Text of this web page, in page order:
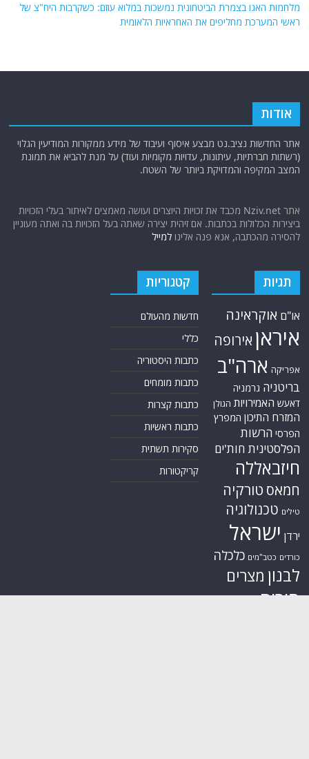
מלחמות האגו בצמרת הביטחונית נמשכות במלוא עוזם: כשקרבות היח"צ של
ראשי המערכת מחליפים את האחראיות הלאומית
אודות
אתר החדשות נציב.נט מבצע איסוף ועיבוד של מידע ממקורות המודיעין הגלוי
(רשתות חברתיות, עיתונות, עדויות מקומיות ועוד) על מנת להביא את תמונת
המצב המקיפה והמדויקת ביותר של השטח.
אתר Nziv.net מכבד את זכויות היוצרים ועושה מאמצים לאיתור בעלי הזכויות
ביצירות הכלולות בכתבות. אם זיהית יצירה שאתה בעל הזכויות בה ואתה מעוניין
להסירה מהכתבה, אנא פנה אלינולמייל
תגיות
או"ם אוקראינה
איראן אירופה
אפריקה ארה"ב
בריטניה גרמניה
דאעש האמירויות הגולן
המזרח התיכון המפרץ
הפרסי הרשות
הפלסטינית חות'ים
חיזבאללה
חמאס טורקיה
טילים טכנולוגיה
ירדן ישראל
כורדים כטב"מים כלכלה
לבנון מצרים
סוריה
קטגוריות
חדשות מהעולם
כללי
כתבות היסטוריה
כתבות מומחים
כתבות קצרות
כתבות ראשיות
סקירות תשתית
קריקטורות